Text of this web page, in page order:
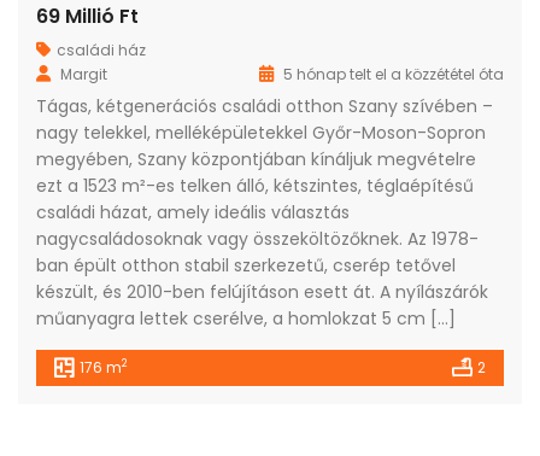
69 Millió Ft
családi ház
Margit
5 hónap telt el a közzététel óta
Tágas, kétgenerációs családi otthon Szany szívében –
nagy telekkel, melléképületekkel Győr-Moson-Sopron
megyében, Szany központjában kínáljuk megvételre
ezt a 1523 m²-es telken álló, kétszintes, téglaépítésű
családi házat, amely ideális választás
nagycsaládosoknak vagy összeköltözőknek. Az 1978-
ban épült otthon stabil szerkezetű, cserép tetővel
készült, és 2010-ben felújításon esett át. A nyílászárók
műanyagra lettek cserélve, a homlokzat 5 cm […]
176 m2 2